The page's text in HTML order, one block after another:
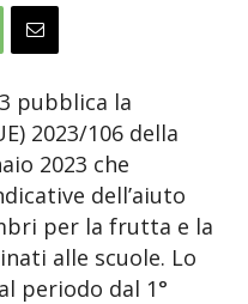
pubblica la
2023/106 della
2023 che
dell’aiuto
per la frutta e la
alle scuole. Lo
periodo dal 1°